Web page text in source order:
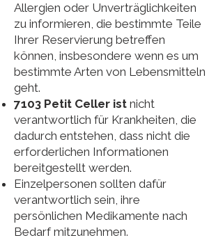
Allergien oder Unverträglichkeiten
zu informieren, die bestimmte Teile
Ihrer Reservierung betreffen
können, insbesondere wenn es um
bestimmte Arten von Lebensmitteln
geht.
7103 Petit Celler ist nicht
verantwortlich für Krankheiten, die
dadurch entstehen, dass nicht die
erforderlichen Informationen
bereitgestellt werden.
Einzelpersonen sollten dafür
verantwortlich sein, ihre
persönlichen Medikamente nach
Bedarf mitzunehmen.